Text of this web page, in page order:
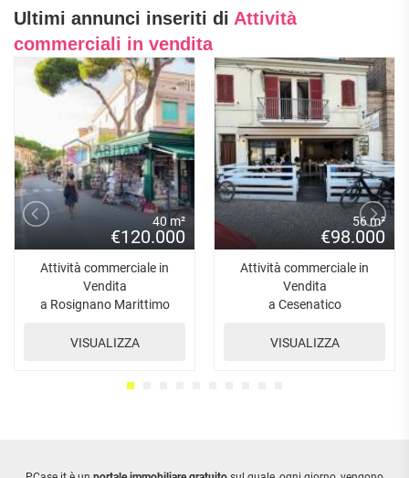
Ultimi annunci inseriti di Attività
commerciali in vendita
40 m²
€120.000
Attività commerciale in
Vendita
a Rosignano Marittimo
VISUALIZZA
56 m²
€98.000
Attività commerciale in
Vendita
a Cesenatico
VISUALIZZA